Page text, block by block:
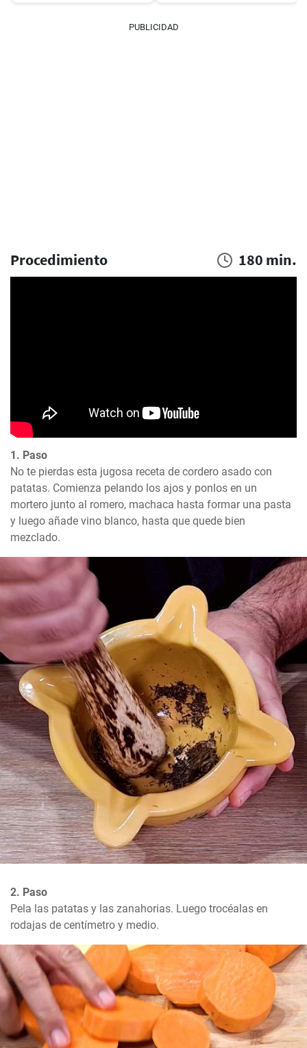
PUBLICIDAD
Procedimiento 180 min.
1. Paso
No te pierdas esta jugosa receta de cordero asado con
patatas. Comienza pelando los ajos y ponlos en un
mortero junto al romero, machaca hasta formar una pasta
y luego añade vino blanco, hasta que quede bien
mezclado.
2. Paso
Pela las patatas y las zanahorias. Luego trocéalas en
rodajas de centímetro y medio.